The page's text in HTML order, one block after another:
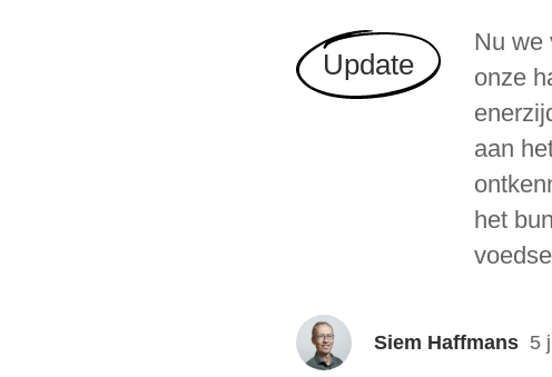
Update
Nu we
onze
aan
het
Siem Haffmans 5